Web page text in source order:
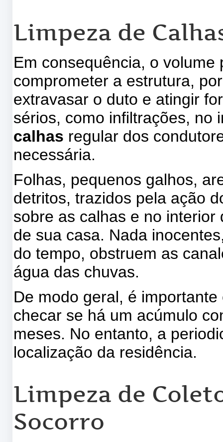
Limpeza de
Em consequência, o
comprometer a estrutura,
extravasar o duto e atingir
sérios, como infiltrações, no
calhas regular dos
necessária.
Folhas, pequenos galhos,
detritos, trazidos pela ação
sobre as calhas e no
de sua casa. Nada
do tempo, obstruem as
água das chuvas.
De modo geral, é
checar se há um acúmulo
meses. No entanto, a
localização da residência.
Limpeza de
Socorro